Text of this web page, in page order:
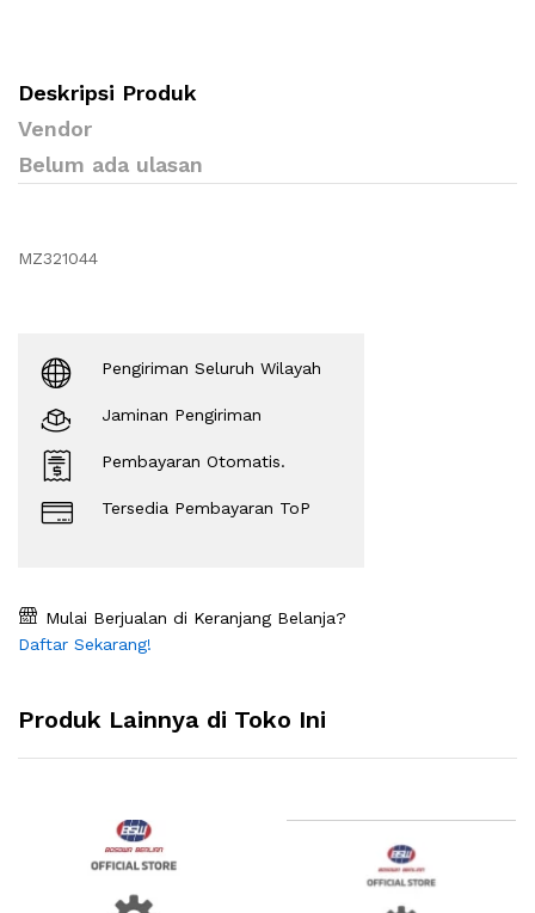
Deskripsi Produk
Vendor
Belum ada ulasan
MZ321044
Pengiriman Seluruh Wilayah
Jaminan Pengiriman
Pembayaran Otomatis.
Tersedia Pembayaran ToP
Mulai Berjualan di Keranjang Belanja?
Daftar Sekarang!
Produk Lainnya di Toko Ini